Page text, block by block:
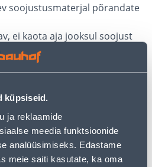
küpsiseid.
ja reklaamide
meedia funktsioonide
analüüsimiseks. Edastame
meie saiti kasutate, ka oma
soojustusmaterjal põrandate
ei kaota aja jooksul soojust
Pakis on 6 plaati ehk 7,2
Платежи